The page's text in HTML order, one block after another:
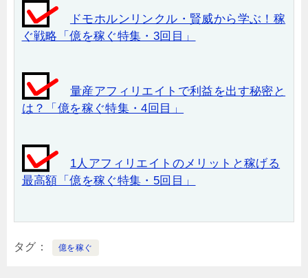
ドモホルンリンクル・賢威から学ぶ！稼
ぐ戦略「億を稼ぐ特集・3回目」
量産アフィリエイトで利益を出す秘密と
は？「億を稼ぐ特集・4回目」
1人アフィリエイトのメリットと稼げる
最高額「億を稼ぐ特集・5回目」
タグ 億を稼ぐ